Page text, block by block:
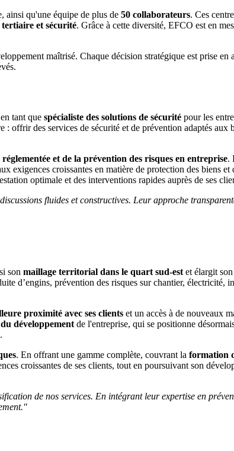
ainsi qu'une équipe de plus de 50 collaborateurs. Ces
et sécurité. Grâce à cette diversité, EFCO est en
maîtrisé. Chaque décision stratégique est prise en
tant que spécialiste des solutions de sécurité pour les
: offrir des services de sécurité et de prévention adaptés aux
et de la prévention des risques en entreprise.
exigences croissantes en matière de protection des biens et
optimale et des interventions rapides auprès de ses
fluides et constructives. Leur approche
son maillage territorial dans le quart sud-est et élargit
d’engins, prévention des risques sur chantier, électricité,
proximité avec ses clients et un accès à de nouveaux
développement de l'entreprise, qui se positionne
. En offrant une gamme complète, couvrant la formation
croissantes de ses clients, tout en poursuivant son
de nos services. En intégrant leur expertise en